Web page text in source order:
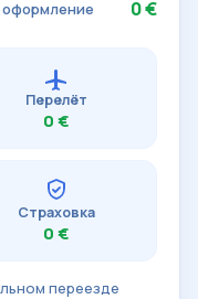
оформление 0 €
Перелёт
0 €
Страховка
0 €
переезде